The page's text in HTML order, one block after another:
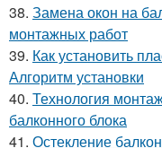
38. Замена окон на
монтажных работ
39. Как установить
Алгоритм установки
40. Технология
балконного блока
41. Остекление